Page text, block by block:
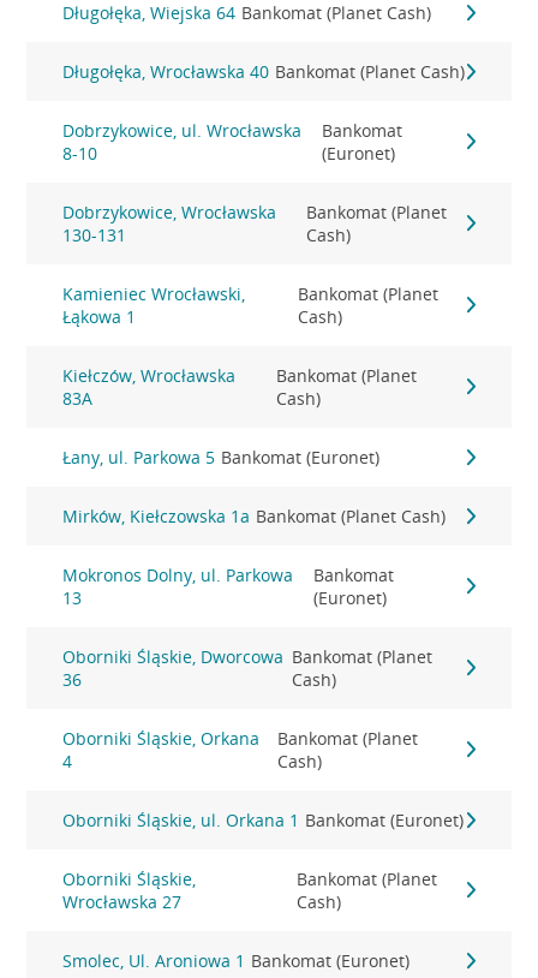
Długołęka, Wiejska 64 Bankomat (Planet Cash)
Długołęka, Wrocławska 40 Bankomat (Planet Cash)
Dobrzykowice, ul. Wrocławska
8-10
Bankomat
(Euronet)
Dobrzykowice, Wrocławska
130-131
Bankomat (Planet
Cash)
Kamieniec Wrocławski,
Łąkowa 1
Bankomat (Planet
Cash)
Kiełczów, Wrocławska
83A
Bankomat (Planet
Cash)
Łany, ul. Parkowa 5 Bankomat (Euronet)
Mirków, Kiełczowska 1a Bankomat (Planet Cash)
Mokronos Dolny, ul. Parkowa
13
Bankomat
(Euronet)
Oborniki Śląskie, Dworcowa
36
Bankomat (Planet
Cash)
Oborniki Śląskie, Orkana
4
Bankomat (Planet
Cash)
Oborniki Śląskie, ul. Orkana 1 Bankomat (Euronet)
Oborniki Śląskie,
Wrocławska 27
Bankomat (Planet
Cash)
Smolec, Ul. Aroniowa 1 Bankomat (Euronet)